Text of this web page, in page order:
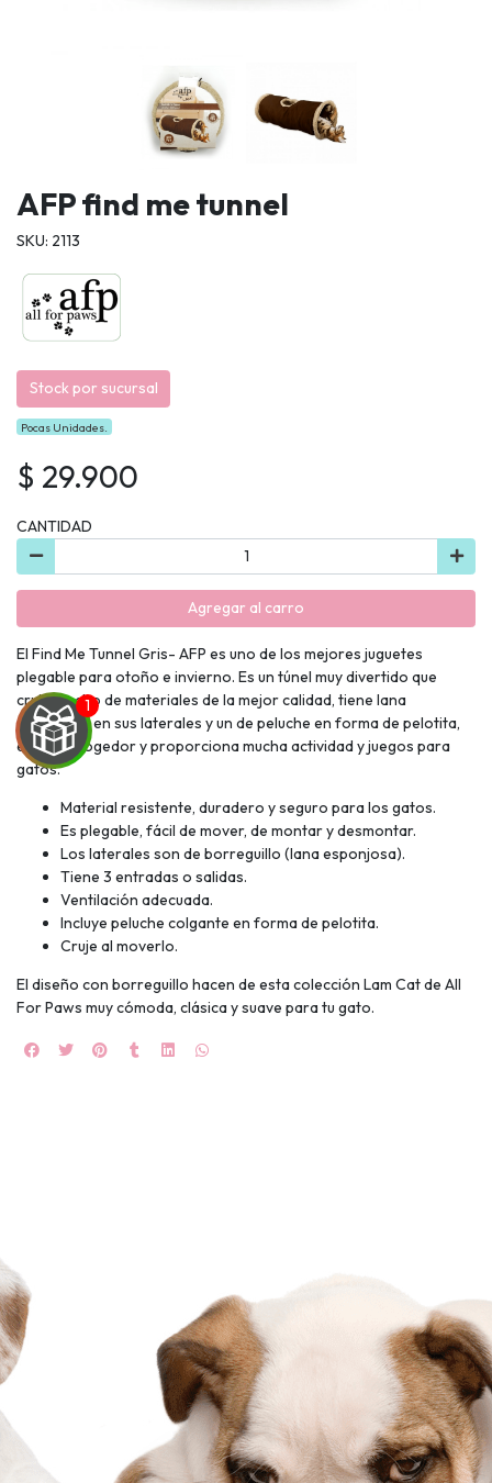
de
AFP find me tunnel
SKU: 2113
Stock por sucursal
Pocas Unidades.
$ 29.900
CANTIDAD
Agregar al carro
El Find Me Tunnel Gris- AFP es uno de los mejores juguetes
plegable para otoño e invierno. Es un túnel muy divertido que
cruje, hecho de materiales de la mejor calidad, tiene lana
esponjosa en sus laterales y un de peluche en forma de pelotita,
es muy acogedor y proporciona mucha actividad y juegos para
gatos.
Material resistente, duradero y seguro para los gatos.
Es plegable, fácil de mover, de montar y desmontar.
Los laterales son de borreguillo (lana esponjosa).
Tiene 3 entradas o salidas.
Ventilación adecuada.
Incluye peluche colgante en forma de pelotita.
Cruje al moverlo.
El diseño con borreguillo hacen de esta colección Lam Cat de All
For Paws muy cómoda, clásica y suave para tu gato.